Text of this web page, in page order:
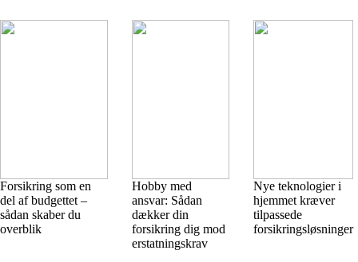
Forsikring som en
del af budgettet –
sådan skaber du
overblik
Hobby med
ansvar: Sådan
dækker din
forsikring dig mod
erstatningskrav
Nye teknologier i
hjemmet kræver
tilpassede
forsikringsløsninger